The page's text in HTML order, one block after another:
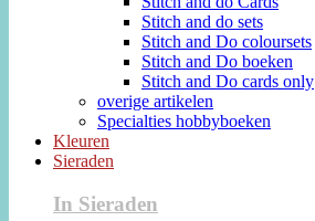
Stitch and do sets
Stitch and Do coloursets
Stitch and Do boeken
Stitch and Do cards only
overige artikelen
Specialties hobbyboeken
Kleuren
Sieraden
In Sieraden